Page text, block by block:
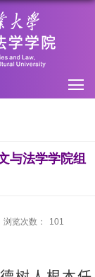
与法学学院组
浏览次数： 101